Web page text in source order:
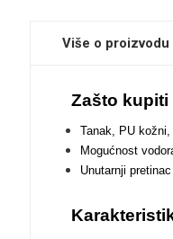
Više o proizvodu
Zašto kupiti
Tanak, PU
Mogućnost
Unutarnji